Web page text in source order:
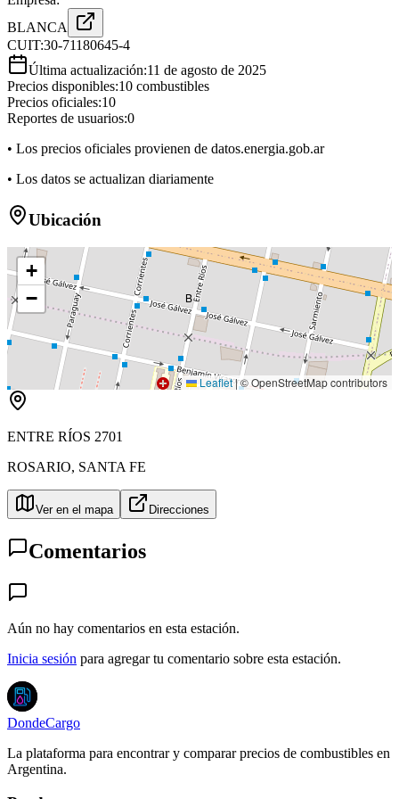
BLANCA
CUIT:30-71180645-4
Última actualización:11 de agosto de 2025
Precios disponibles:10 combustibles
Precios oficiales:10
Reportes de usuarios:0
• Los precios oficiales provienen de datos.energia.gob.ar
• Los datos se actualizan diariamente
Ubicación
B
+
−
Leaflet|© OpenStreetMap contributors
ENTRE RÍOS 2701
ROSARIO, SANTA FE
Ver en el mapa Direcciones
Comentarios
Aún no hay comentarios en esta estación.
Inicia sesión para agregar tu comentario sobre esta estación.
DondeCargo
La plataforma para encontrar y comparar precios de combustibles en
Argentina.